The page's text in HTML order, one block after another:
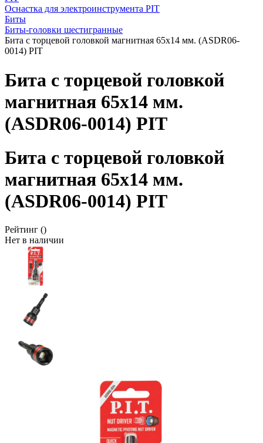
Оснастка для электроинструмента PIT
Биты
Биты-головки шестигранные
Бита с торцевой головкой магнитная 65x14 мм. (ASDR06-
0014) PIT
Бита с торцевой головкой
магнитная 65x14 мм.
(ASDR06-0014) PIT
Бита с торцевой головкой
магнитная 65x14 мм.
(ASDR06-0014) PIT
Рейтинг ()
Нет в наличии